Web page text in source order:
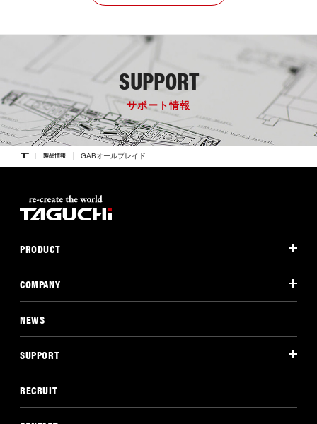
SUPPORT
サポート情報
製品情報 GABオールブレイド
PRODUCT
COMPANY
NEWS
SUPPORT
RECRUIT